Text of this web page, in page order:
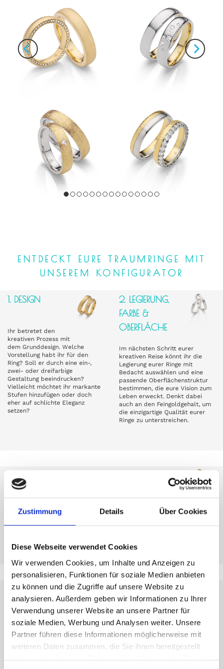
Zustimmung Details Über Cookies
Diese Webseite verwendet Cookies
Wir verwenden Cookies, um Inhalte und Anzeigen zu
personalisieren, Funktionen für soziale Medien anbieten
zu können und die Zugriffe auf unsere Website zu
analysieren. Außerdem geben wir Informationen zu Ihrer
Verwendung unserer Website an unsere Partner für
soziale Medien, Werbung und Analysen weiter. Unsere
Partner führen diese Informationen möglicherweise mit
weiteren Daten zusammen, die Sie ihnen bereitgestellt
ENTDECKT EURE TRAUMRINGE MIT
UNSEREM KONFIGURATOR
1. DESIGN
Ihr betretet den
kreativen Prozess mit
dem Grunddesign. Welche
Vorstellung habt ihr für den
Ring? Soll er durch eine ein-,
zwei- oder dreifarbige
Gestaltung beeindrucken?
Vielleicht möchtet ihr markante
Stufen hinzufügen oder doch
eher auf schlichte Eleganz
setzen?
2. LEGIERUNG,
FARBE &
OBERFLÄCHE
Im nächsten Schritt eurer
kreativen Reise könnt ihr die
Legierung eurer Ringe mit
Bedacht auswählen und eine
passende Oberflächenstruktur
bestimmen, die eure Vision zum
Leben erweckt. Denkt dabei
auch an den Feingoldgehalt, um
die einzigartige Qualität eurer
Ringe zu unterstreichen.
3. FORM
Die ovale Ringform
bietet Komfort und
rund.
4. BREITE, STÄRKE
Hier könnt ihr die
bestimmen. Wir unterstützen
die richtigen Maße zu erfassen.
5. BRILLANTEN
Durch Brillanten
erhalten eure Ringe
zusätzlichen Glanz
und werden einzigartig. Ihr könnt
die Anzahl, Fassart, Größe,
Qualität, Position und Farbe der
6. GRAVUR
Hier könnt ihr eure
eigene Handschrift
verewigen oder sogar
den Fingerabdruck des anderen
auf dem Ring platzieren. Eurer
Kreativität sind keine Grenzen